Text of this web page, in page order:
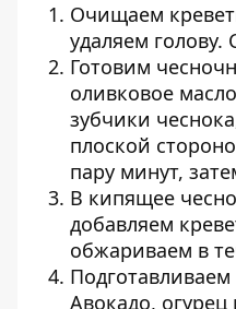
Очищаем
удаляем
Готовим
оливковое
зубчики
плоской
пару минут,
В кипящее
добавляем
обжариваем в
Авокадо,